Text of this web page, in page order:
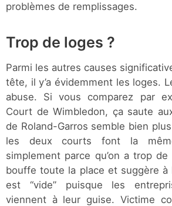
problèmes de remplissages.
Trop de loges ?
Parmi les autres causes
tête, il y’a évidemment les loges.
abuse. Si vous comparez par
Court de Wimbledon, ça saute
de Roland-Garros semble bien
les deux courts font la
simplement parce qu’on a trop
bouffe toute la place et suggère
est “vide” puisque les
viennent à leur guise. Victime